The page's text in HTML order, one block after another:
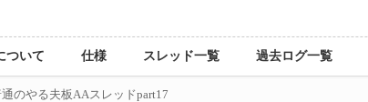
ついて 仕様 スレッド一覧 過去ログ一覧
のやる夫板AAスレッドpart17